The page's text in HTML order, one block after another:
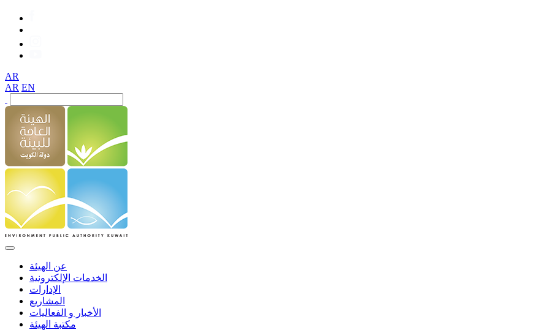
AR
AR EN
عن الهيئة
الخدمات الإلكترونية
الإدارات
المشاريع
الأخبار و الفعاليات
مكتبة الهيئة